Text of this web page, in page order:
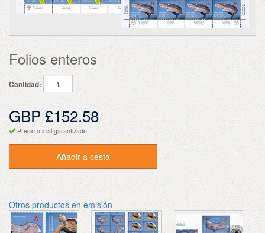
Folios enteros
Cantidad:
GBP £152.58
Precio oficial garantizado
Añadir a cesta
Otros productos en emisión